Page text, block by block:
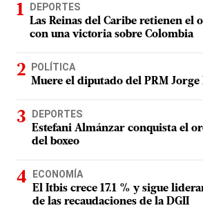
DEPORTES
Las Reinas del Caribe retienen el
con una victoria sobre Colombia
POLÍTICA
Muere el diputado del PRM Jorge
DEPORTES
Estefani Almánzar conquista el
del boxeo
ECONOMÍA
El Itbis crece 17.1 % y sigue
de las recaudaciones de la DGII